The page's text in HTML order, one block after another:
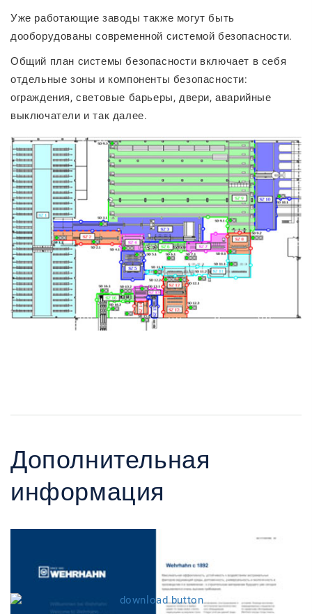
Уже работающие заводы также могут быть
дооборудованы современной системой безопасности.
Общий план системы безопасности включает в себя
отдельные зоны и компоненты безопасности:
ограждения, световые барьеры, двери, аварийные
выключатели и так далее.
Дополнительная
информация